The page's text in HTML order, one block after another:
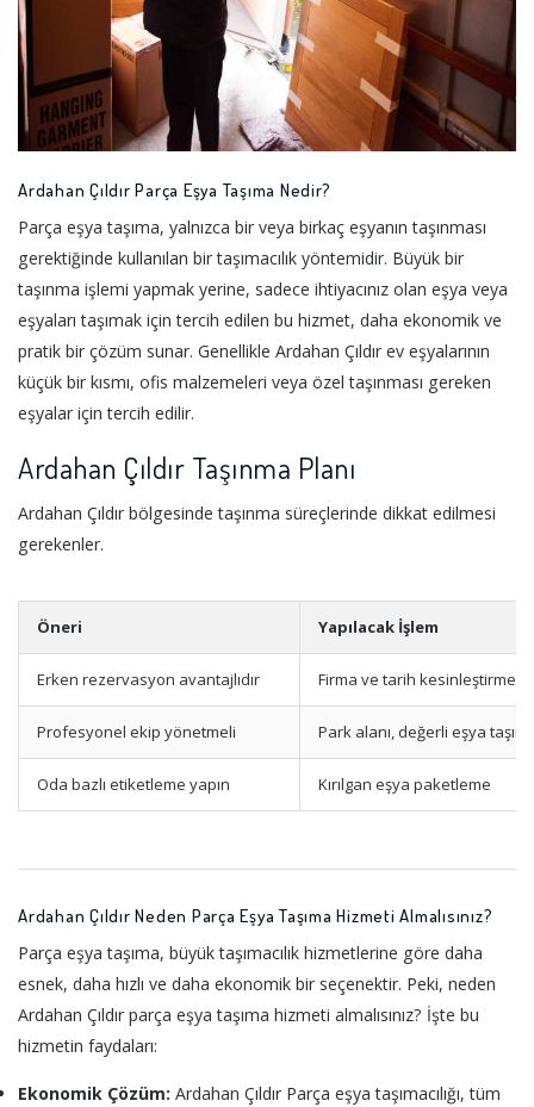
Ardahan Çıldır Parça Eşya Taşıma Nedir?
Parça eşya taşıma, yalnızca bir veya birkaç eşyanın taşınması
gerektiğinde kullanılan bir taşımacılık yöntemidir. Büyük bir
taşınma işlemi yapmak yerine, sadece ihtiyacınız olan eşya veya
eşyaları taşımak için tercih edilen bu hizmet, daha ekonomik ve
pratik bir çözüm sunar. Genellikle Ardahan Çıldır ev eşyalarının
küçük bir kısmı, ofis malzemeleri veya özel taşınması gereken
eşyalar için tercih edilir.
Ardahan Çıldır Taşınma Planı
Ardahan Çıldır bölgesinde taşınma süreçlerinde dikkat edilmesi
gerekenler.
Öneri Yapılacak İşlem
Erken rezervasyon avantajlıdır Firma ve tarih kesinleştirme
Profesyonel ekip yönetmeli Park alanı, değerli eşya
Oda bazlı etiketleme yapın Kırılgan eşya paketleme
Ardahan Çıldır Neden Parça Eşya Taşıma Hizmeti Almalısınız?
Parça eşya taşıma, büyük taşımacılık hizmetlerine göre daha
esnek, daha hızlı ve daha ekonomik bir seçenektir. Peki, neden
Ardahan Çıldır parça eşya taşıma hizmeti almalısınız? İşte bu
hizmetin faydaları:
Ekonomik Çözüm: Ardahan Çıldır Parça eşya taşımacılığı, tüm